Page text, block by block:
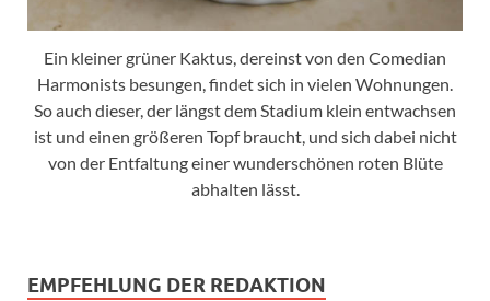
Ein kleiner grüner Kaktus, dereinst von den Comedian
Harmonists besungen, findet sich in vielen Wohnungen.
So auch dieser, der längst dem Stadium klein entwachsen
ist und einen größeren Topf braucht, und sich dabei nicht
von der Entfaltung einer wunderschönen roten Blüte
abhalten lässt.
EMPFEHLUNG DER REDAKTION